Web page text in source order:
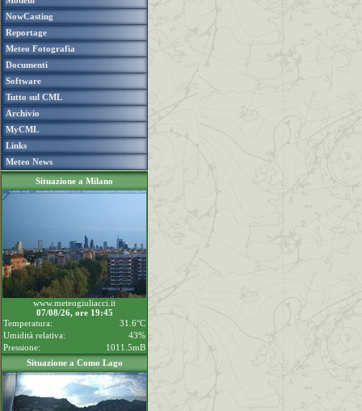
NowCasting
Reportage
Meteo Fotografia
Documenti
Software
Tutto sul CML
Archivio
MyCML
Links
Meteo News
Situazione a Milano
www.meteogiuliacci.it
07/08/26, ore 19:45
Temperatura:
31.6°C
Umidità relativa:
43%
Pressione:
1011.5mB
Situazione a Como Lago